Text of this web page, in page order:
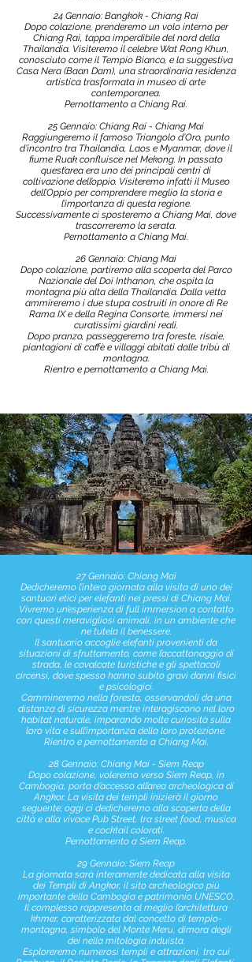
24 Gennaio: Bangkok - Chiang Rai
Dopo colazione, prenderemo un volo interno per
Chiang Rai, tappa imperdibile del nord della
Thailandia. Visiteremo il celebre Wat Rong Khun,
conosciuto come il Tempio Bianco, e la suggestiva
Casa Nera (Baan Dam), una straordinaria residenza
artistica trasformata in museo di arte
contemporanea.
Pernottamento a Chiang Rai.
25 Gennaio: Chiang Rai - Chiang Mai
Raggiungeremo il famoso Triangolo d’Oro, punto
d’incontro tra Thailandia, Laos e Myanmar, dove il
fiume Ruak confluisce nel Mekong. In passato
quest’area era uno dei principali centri di
coltivazione dell’oppio. Visiteremo infatti il Museo
dell’Oppio per comprendere meglio la storia e
l’importanza di questa regione.
Successivamente ci sposteremo a Chiang Mai, dove
trascorreremo la serata.
Pernottamento a Chiang Mai.
26 Gennaio: Chiang Mai
Dopo colazione, partiremo alla scoperta del Parco
Nazionale del Doi Inthanon, che ospita la
montagna più alta della Thailandia. Dalla vetta
ammireremo i due stupa costruiti in onore di Re
Rama IX e della Regina Consorte, immersi nei
curatissimi giardini reali.
Dopo pranzo, passeggeremo tra foreste, risaie,
piantagioni di caffè e villaggi abitati dalle tribù di
montagna.
Rientro e pernottamento a Chiang Mai.
27 Gennaio: Chiang Mai
Dedicheremo l’intera giornata alla visita di uno dei
santuari etici per elefanti nei pressi di Chiang Mai.
Vivremo un’esperienza di full immersion a contatto
con questi meravigliosi animali, in un ambiente che
ne tutela il benessere.
Il santuario accoglie elefanti provenienti da
situazioni di sfruttamento, come l’accattonaggio di
strada, le cavalcate turistiche e gli spettacoli
circensi, dove spesso hanno subito gravi danni fisici
e psicologici.
Cammineremo nella foresta, osservandoli da una
distanza di sicurezza mentre interagiscono nel loro
habitat naturale, imparando molte curiosità sulla
loro vita e sull’importanza della loro protezione.
Rientro e pernottamento a Chiang Mai.
28 Gennaio: Chiang Mai - Siem Reap
Dopo colazione, voleremo verso Siem Reap, in
Cambogia, porta d’accesso all’area archeologica di
Angkor. La visita dei templi inizierà il giorno
seguente; oggi ci dedicheremo alla scoperta della
città e alla vivace Pub Street, tra street food, musica
e cocktail colorati.
Pernottamento a Siem Reap.
29 Gennaio: Siem Reap
La giornata sarà interamente dedicata alla visita
dei Templi di Angkor, il sito archeologico più
importante della Cambogia e patrimonio UNESCO.
Il complesso rappresenta al meglio l’architettura
khmer, caratterizzata dal concetto di tempio-
montagna, simbolo del Monte Meru, dimora degli
dei nella mitologia induista.
Esploreremo numerosi templi e attrazioni, tra cui